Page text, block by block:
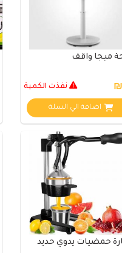
ميجا واقف
نفذت الكمية
اضافة الي السلة
حمضيات يدوي حديد